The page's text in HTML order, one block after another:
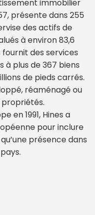
immobilier
présente dans 255
des actifs de
à environ 83,6
fournit des services
à plus de 367 biens
de pieds carrés.
réaménagé ou
propriétés.
en 1991, Hines a
pour inclure
présence dans